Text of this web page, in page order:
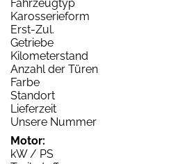
Fahrzeugtyp
Karosserieform
Erst-Zul.
Getriebe
Kilometerstand
Anzahl der Türen
Farbe
Standort
Lieferzeit
Unsere Nummer
Motor:
kW / PS